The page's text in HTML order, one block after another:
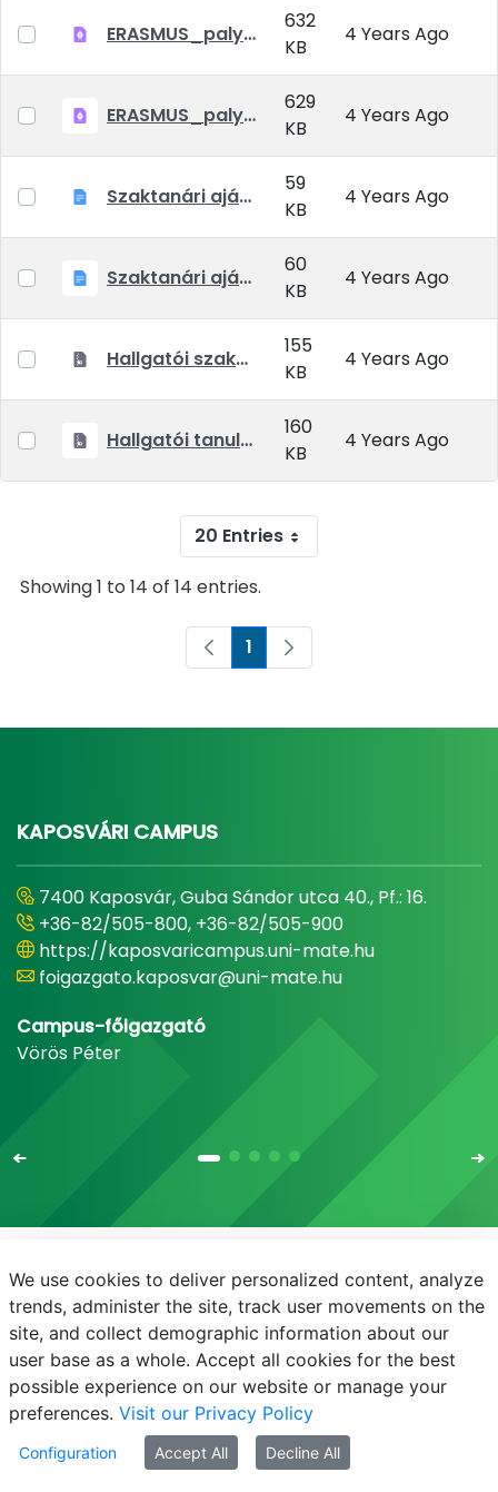
ERASMUS_palyazat_reszkepzes_2021_22_tavasz.pdf
632
KB
4 Years Ago
ERASMUS_palyazat_szakmai gyakorlat_2021_22_tanev.pdf
629
KB
4 Years Ago
Szaktanári ajánlás szakmai gyakorlat HU EN
59
KB
4 Years Ago
Szaktanári ajánlás hallgatói részképzés HU EN
60
KB
4 Years Ago
Hallgatói szakmai gyakorlat dokumentumok
155
KB
4 Years Ago
Hallgatói tanulmányi mobilitás dokumentumok
160
KB
4 Years Ago
20 Entries
Showing 1 to 14 of 14 entries.
Page
1
KAPOSVÁRI CAMPUS
7400 Kaposvár, Guba Sándor utca 40., Pf.: 16.
+36-82/505-800, +36-82/505-900
https://kaposvaricampus.uni-mate.hu
foigazgato.kaposvar@uni-mate.hu
Campus-főigazgató
Vörös Péter
E-mail Telefonkönyv NEPTUN
E-learning
Adatvédelem
© MATE 2021
We use cookies to deliver personalized content, analyze
trends, administer the site, track user movements on the
site, and collect demographic information about our
user base as a whole. Accept all cookies for the best
possible experience on our website or manage your
preferences. Visit our Privacy Policy
Configuration Accept All Decline All